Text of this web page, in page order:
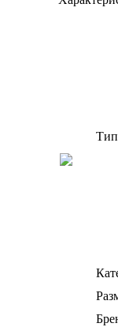
Тип